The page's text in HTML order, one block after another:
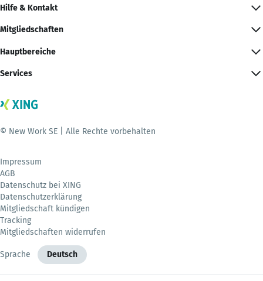
Hilfe & Kontakt
Mitgliedschaften
Hauptbereiche
Services
© New Work SE | Alle Rechte vorbehalten
Impressum
AGB
Datenschutz bei XING
Datenschutzerklärung
Mitgliedschaft kündigen
Tracking
Mitgliedschaften widerrufen
Sprache Deutsch